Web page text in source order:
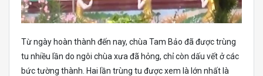
Từ ngày hoàn thành đến nay, chùa Tam Bảo đã được trùng
tu nhiều lần do ngôi chùa xưa đã hỏng, chỉ còn dấu vết ở các
bức tường thành. Hai lần trùng tu được xem là lớn nhất là